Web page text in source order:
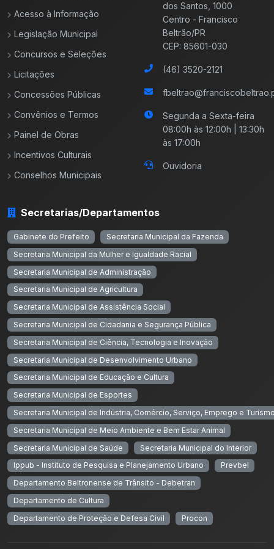
Acesso à Informação
Legislação Municipal
Concursos e Seleções
Licitações
Concessões Públicas
Convênios e Termos
Painel de Obras
Incentivos Culturais
Conselhos Municipais
dos Santos, 1000
Centro - Francisco
Beltrão/PR
CEP: 85601-030
(46) 3520-2121
Segunda a Sexta-feira
08:00h às 12:00h | 13:30h
às 17:00h
Ouvidoria
Secretarias/Departamentos
Gabinete do Prefeito
Secretaria Municipal da Fazenda
Secretaria Municipal da Mulher e Igualdade Racial
Secretaria Municipal de Administração
Secretaria Municipal de Agricultura
Secretaria Municipal de Assistência Social
Secretaria Municipal de Cidadania e Segurança Pública
Secretaria Municipal de Ciência, Tecnologia e Inovação
Secretaria Municipal de Desenvolvimento Urbano
Secretaria Municipal de Educação e Cultura
Secretaria Municipal de Esportes
Secretaria Municipal de Indústria, Comércio, Serviço, Emprego e
Secretaria Municipal de Meio Ambiente e Bem Estar Animal
Secretaria Municipal de Saúde
Secretaria Municipal do Interior
Ippub - Instituto de Pesquisa e Planejamento Urbano
Prevbel
Departamento Beltronense de Trânsito - Debetran
Departamento de Cultura
Departamento de Proteção e Defesa Civil
Procon